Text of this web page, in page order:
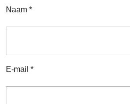
Naam *
E-mail *